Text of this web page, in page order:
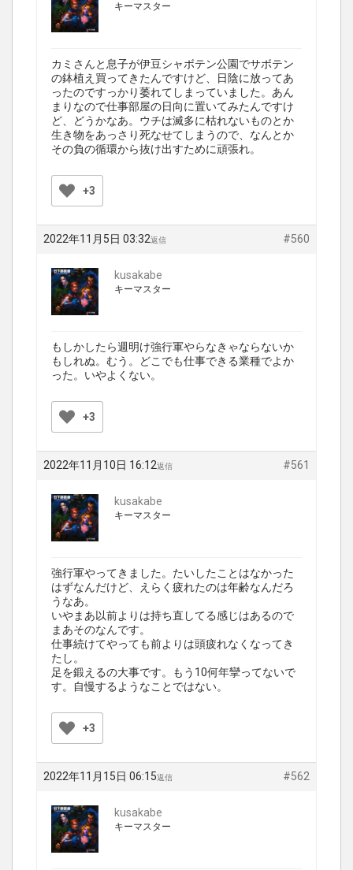
キーマスター
カミさんと息子が伊豆シャボテン公園でサボテン
の鉢植え買ってきたんですけど、日陰に放ってあ
ったのですっかり萎れてしまっていました。あん
まりなので仕事部屋の日向に置いてみたんですけ
ど、どうかなあ。ウチは滅多に枯れないものとか
生き物をあっさり死なせてしまうので、なんとか
その負の循環から抜け出すために頑張れ。
+3
2022年11月5日 03:32 #560
返信
kusakabe
キーマスター
もしかしたら週明け強行軍やらなきゃならないか
もしれぬ。むう。どこでも仕事できる業種でよか
った。いやよくない。
+3
2022年11月10日 16:12 #561
返信
kusakabe
キーマスター
強行軍やってきました。たいしたことはなかった
はずなんだけど、えらく疲れたのは年齢なんだろ
うなあ。
いやまあ以前よりは持ち直してる感じはあるので
まあそのなんです。
仕事続けてやっても前よりは頭疲れなくなってき
たし。
足を鍛えるの大事です。もう10何年攣ってないで
す。自慢するようなことではない。
+3
2022年11月15日 06:15 #562
返信
kusakabe
キーマスター